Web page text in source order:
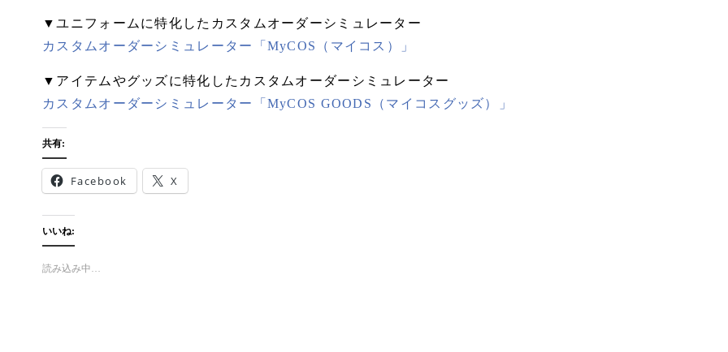
▼ユニフォームに特化したカスタムオーダーシミュレーター
カスタムオーダーシミュレーター「MyCOS（マイコス）」
▼アイテムやグッズに特化したカスタムオーダーシミュレーター
カスタムオーダーシミュレーター「MyCOS GOODS（マイコスグッズ）」
共有:
Facebook X
いいね:
読み込み中…